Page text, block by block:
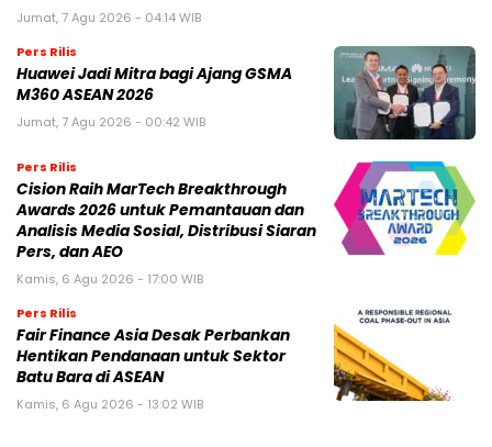
Jumat, 7 Agu 2026 - 04:14 WIB
Pers Rilis
Huawei Jadi Mitra bagi Ajang GSMA
M360 ASEAN 2026
Jumat, 7 Agu 2026 - 00:42 WIB
Pers Rilis
Cision Raih MarTech Breakthrough
Awards 2026 untuk Pemantauan dan
Analisis Media Sosial, Distribusi Siaran
Pers, dan AEO
Kamis, 6 Agu 2026 - 17:00 WIB
Pers Rilis
Fair Finance Asia Desak Perbankan
Hentikan Pendanaan untuk Sektor
Batu Bara di ASEAN
Kamis, 6 Agu 2026 - 13:02 WIB